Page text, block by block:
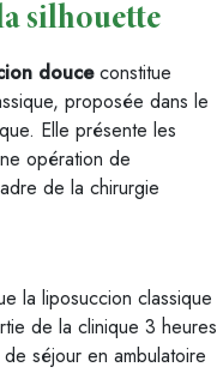
silhouette
douceconstitue
proposée dans le
Elle présente les
opération de
de la chirurgie
la liposuccion classique
de la clinique 3 heures
séjour en ambulatoire